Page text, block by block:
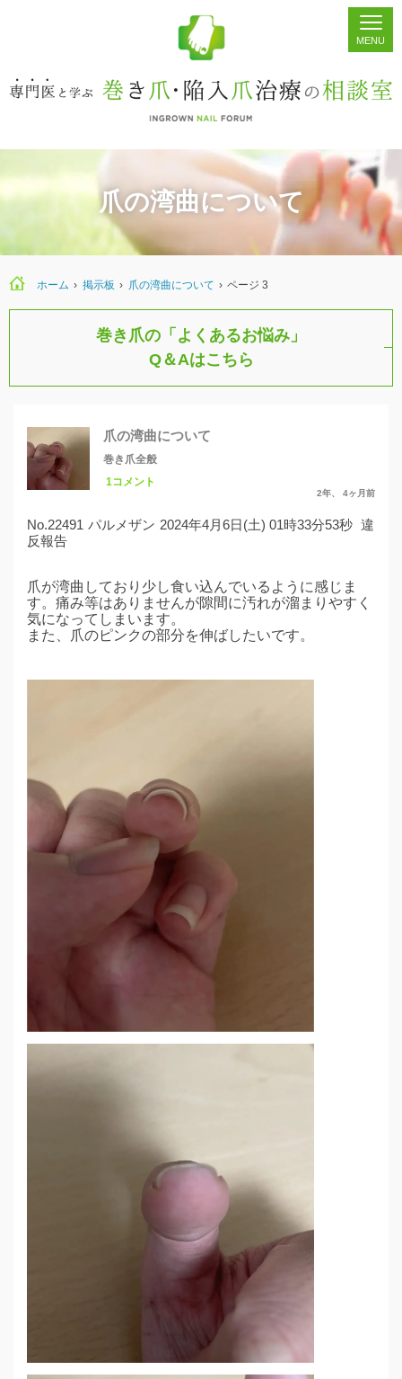
シェア 掲示板 検索
爪の湾曲について
ホーム › › 爪の湾曲について › ページ 3
巻き爪の「よくあるお悩み」
Q＆Aはこちら
爪の湾曲について
巻き爪全般
1コメント
2年、 4ヶ月前
No.22491 パルメザン 2024年4月6日(土) 01時33分53秒 違
反報告
爪が湾曲しており少し食い込んでいるように感じま
す。痛み等はありませんが隙間に汚れが溜まりやすく
気になってしまいます。
また、爪のピンクの部分を伸ばしたいです。